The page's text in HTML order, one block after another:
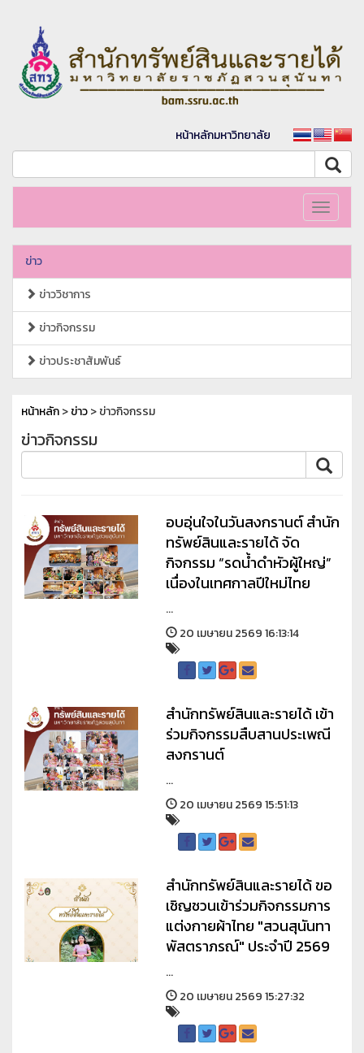
หน้าหลักมหาวิทยาลัย
Toggle
ข่าว
ข่าววิชาการ
ข่าวกิจกรรม
ข่าวประชาสัมพันธ์
หน้าหลัก>ข่าว> ข่าวกิจกรรม
ข่าวกิจกรรม
อบอุ่นใจในวันสงกรานต์ สำนัก
ทรัพย์สินและรายได้ จัด
กิจกรรม “รดน้ำดำหัวผู้ใหญ่”
เนื่องในเทศกาลปีใหม่ไทย
...
20 เมษายน 2569 16:13:14
สำนักทรัพย์สินและรายได้ เข้า
ร่วมกิจกรรมสืบสานประเพณี
สงกรานต์
...
20 เมษายน 2569 15:51:13
สำนักทรัพย์สินและรายได้ ขอ
เชิญชวนเข้าร่วมกิจกรรมการ
แต่งกายผ้าไทย "สวนสุนันทา
พัสตราภรณ์" ประจำปี 2569
...
20 เมษายน 2569 15:27:32